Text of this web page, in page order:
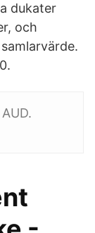
dukater
och